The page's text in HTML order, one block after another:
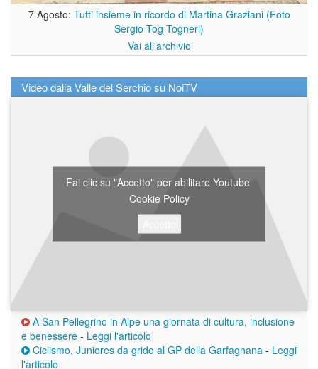
7 Agosto: Tutti insieme in ricordo di Martina Graziani (Foto
Sergio Tog Togneri)
Vai all'archivio
Video dalla Valle del Serchio su NoiTV
Fai clic su "Accetto" per abilitare Youtube
Cookie Policy
A San Pellegrino in Alpe una giornata di cultura, inclusione
e benessere - Leggi l'articolo
Ciclismo, Juniores da grido al GP della Garfagnana - Leggi
l'articolo